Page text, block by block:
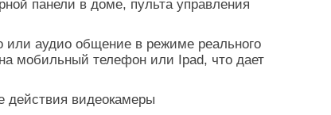
панели в доме, пульта управления
или аудио общение в режиме реального
мобильный телефон или Ipad, что дает
видеокамеры